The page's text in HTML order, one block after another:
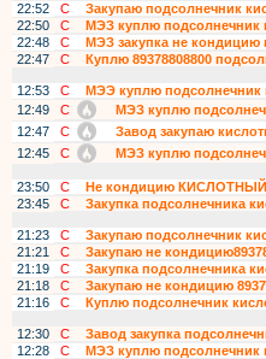
22:52
С
Закупаю подсолнечник
22:50
С
МЭЗ куплю подсолнечник
22:48
С
МЭЗ закупка не кондицию
22:47
С
Куплю 89378808800
12:53
С
МЭЭ куплю подсолнечник
12:49
С
МЭЗ куплю
12:47
С
Завод закупаю
12:45
С
МЭЗ куплю
23:50
С
Не кондицию КИСЛОТНЫЙ
23:45
С
Закупка подсолнечника
21:23
С
Закупаю подсолнечник
21:21
С
Закупаю не
21:19
С
Закупка подсолнечника
21:18
С
Закупаю не кондицию
21:16
С
Куплю подсолнечник
12:30
С
Завод закупка
12:28
С МЭЗ куплю подсолнечник